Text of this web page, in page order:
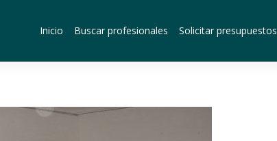
Inicio Buscar profesionales Solicitar presupuestos